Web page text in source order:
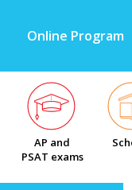
Online Program
AP and
PSAT exams